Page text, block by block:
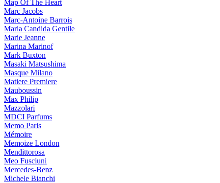
Map Of The Heart
Marc Jacobs
Marc-Antoine Barrois
Maria Candida Gentile
Marie Jeanne
Marina Marinof
Mark Buxton
Masaki Matsushima
Masque Milano
Matiere Premiere
Mauboussin
Max Philip
Mazzolari
MDCI Parfums
Memo Paris
Mémoire
Memoize London
Mendittorosa
Meo Fusciuni
Mercedes-Benz
Michele Bianchi